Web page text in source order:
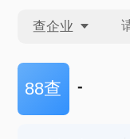
查企业
查企业
88查 -